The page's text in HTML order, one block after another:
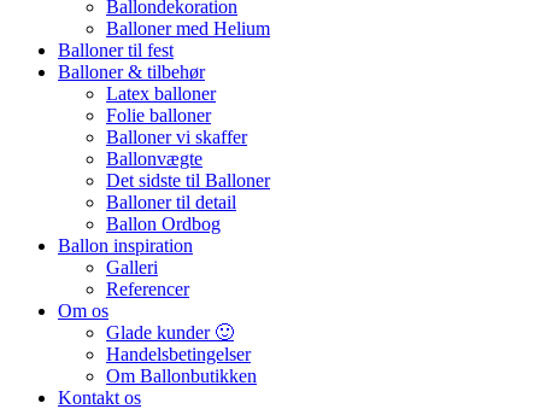
Ballondekoration
Balloner med Helium
Balloner til fest
Balloner & tilbehør
Latex balloner
Folie balloner
Balloner vi skaffer
Ballonvægte
Det sidste til Balloner
Balloner til detail
Ballon Ordbog
Ballon inspiration
Galleri
Referencer
Om os
Glade kunder 🙂
Handelsbetingelser
Om Ballonbutikken
Kontakt os